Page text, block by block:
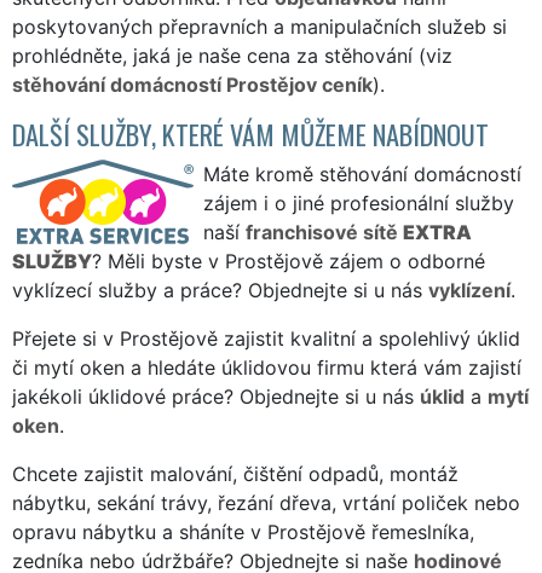
poskytovaných přepravních a manipulačních služeb si
prohlédněte, jaká je naše cena za stěhování (viz
stěhování domácností Prostějov ceník).
DALŠÍ SLUŽBY, KTERÉ VÁM MŮŽEME NABÍDNOUT
Máte kromě stěhování domácností
zájem i o jiné profesionální služby
naší franchisové sítě EXTRA
SLUŽBY? Měli byste v Prostějově zájem o odborné
vyklízecí služby a práce? Objednejte si u nás vyklízení.
Přejete si v Prostějově zajistit kvalitní a spolehlivý úklid
či mytí oken a hledáte úklidovou firmu která vám zajistí
jakékoli úklidové práce? Objednejte si u nás úklid a mytí
oken.
Chcete zajistit malování, čištění odpadů, montáž
nábytku, sekání trávy, řezání dřeva, vrtání poliček nebo
opravu nábytku a sháníte v Prostějově řemeslníka,
zedníka nebo údržbáře? Objednejte si naše hodinové